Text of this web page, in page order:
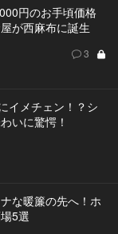
円のお手頃価格
が西麻布に誕生
3
イメチェン！？シ
いに驚愕！
な暖簾の先へ！ホ
5選